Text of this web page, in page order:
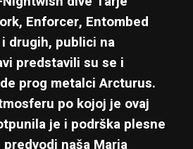
Enforcer, Entombed
drugih, publici na
predstavili su se i
prog metalci Arcturus.
po kojoj je ovaj
je i podrška plesne
naša Maria